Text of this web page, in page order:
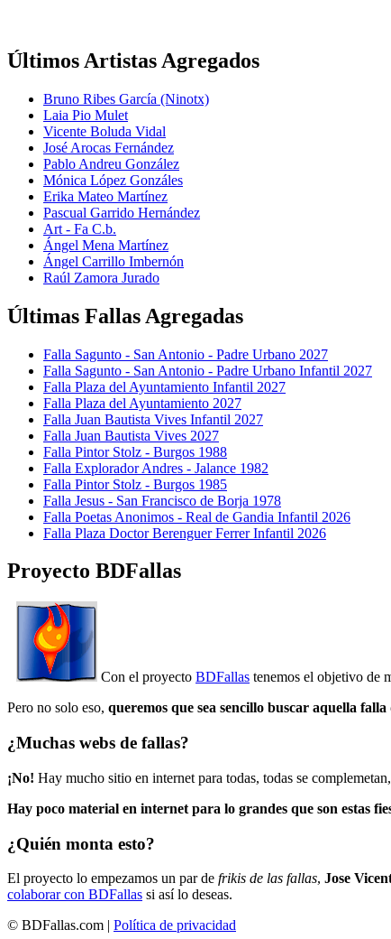
Últimos Artistas Agregados
Bruno Ribes García (Ninotx)
Laia Pio Mulet
Vicente Boluda Vidal
José Arocas Fernández
Pablo Andreu González
Mónica López Gonzáles
Erika Mateo Martínez
Pascual Garrido Hernández
Art - Fa C.b.
Ángel Mena Martínez
Ángel Carrillo Imbernón
Raúl Zamora Jurado
Últimas Fallas Agregadas
Falla Sagunto - San Antonio - Padre Urbano 2027
Falla Sagunto - San Antonio - Padre Urbano Infantil 2027
Falla Plaza del Ayuntamiento Infantil 2027
Falla Plaza del Ayuntamiento 2027
Falla Juan Bautista Vives Infantil 2027
Falla Juan Bautista Vives 2027
Falla Pintor Stolz - Burgos 1988
Falla Explorador Andres - Jalance 1982
Falla Pintor Stolz - Burgos 1985
Falla Jesus - San Francisco de Borja 1978
Falla Poetas Anonimos - Real de Gandia Infantil 2026
Falla Plaza Doctor Berenguer Ferrer Infantil 2026
Proyecto BDFallas
Con el proyecto BDFallas tenemos el objetivo de
Pero no solo eso, queremos que sea sencillo buscar aquella falla
¿Muchas webs de fallas?
¡No! Hay mucho sitio en internet para todas, todas se
Hay poco material en internet para lo grandes que son estas
¿Quién monta esto?
El proyecto lo empezamos un par de frikis de las fallas, Jose
colaborar con BDFallas si así lo deseas.
© BDFallas.com | Política de privacidad